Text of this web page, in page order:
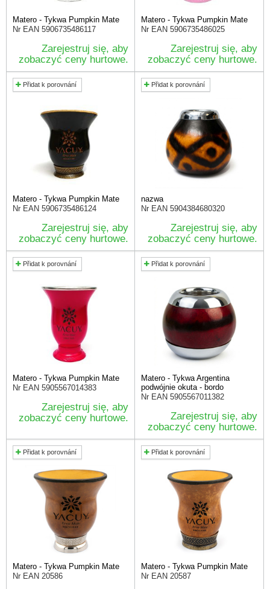
Matero - Tykwa Pumpkin Mate
Nr EAN 5906735486117
Zarejestruj się, aby
zobaczyć ceny hurtowe.
Matero - Tykwa Pumpkin Mate
Nr EAN 5906735486025
Zarejestruj się, aby
zobaczyć ceny hurtowe.
Přidat k porovnání
Matero - Tykwa Pumpkin Mate
Nr EAN 5906735486124
Zarejestruj się, aby
zobaczyć ceny hurtowe.
Přidat k porovnání
nazwa
Nr EAN 5904384680320
Zarejestruj się, aby
zobaczyć ceny hurtowe.
Přidat k porovnání
Matero - Tykwa Pumpkin Mate
Nr EAN 5905567014383
Zarejestruj się, aby
zobaczyć ceny hurtowe.
Přidat k porovnání
Matero - Tykwa Argentina
podwójnie okuta - bordo
Nr EAN 5905567011382
Zarejestruj się, aby
zobaczyć ceny hurtowe.
Přidat k porovnání
Matero - Tykwa Pumpkin Mate
Nr EAN 20586
Přidat k porovnání
Matero - Tykwa Pumpkin Mate
Nr EAN 20587